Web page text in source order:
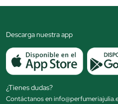
Descarga nuestra app
¿Tienes dudas?
Contáctanos en